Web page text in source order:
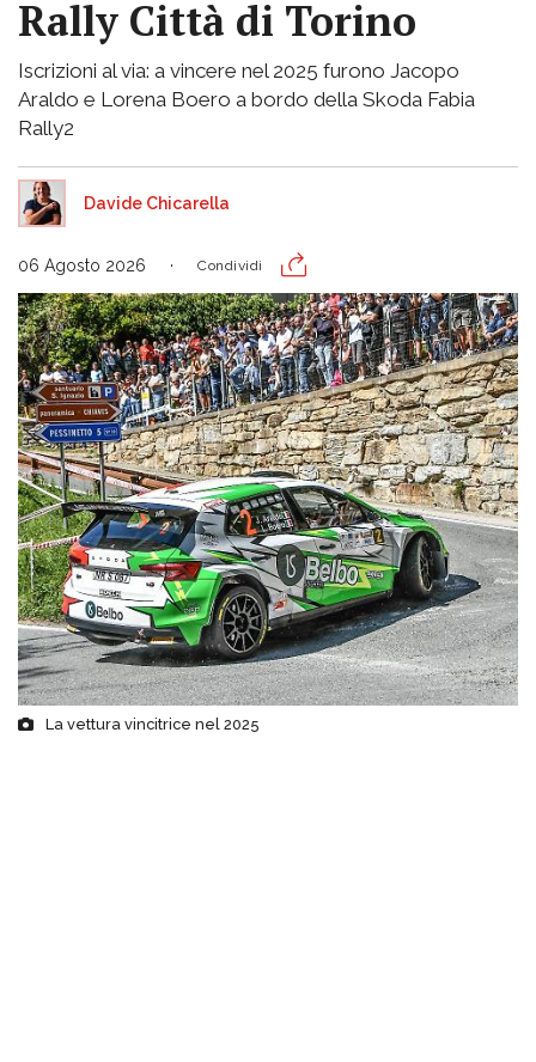
Rally Città di Torino
Iscrizioni al via: a vincere nel 2025 furono Jacopo
Araldo e Lorena Boero a bordo della Skoda Fabia
Rally2
Davide Chicarella
06 Agosto 2026 Condividi
La vettura vincitrice nel 2025